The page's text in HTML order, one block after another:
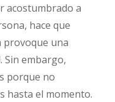
acostumbrado a
hace que
provoque una
Sin embargo,
porque no
hasta el momento.